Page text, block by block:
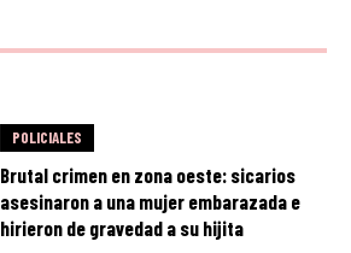
POLICIALES
Brutal crimen en zona oeste: sicarios
asesinaron a una mujer embarazada e
hirieron de gravedad a su hijita